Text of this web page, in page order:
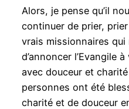
Alors, je pense qu’il
continuer de prier,
vrais missionnaires qui
d’annoncer l’Evangile
avec douceur et
personnes ont été
charité et de douceur